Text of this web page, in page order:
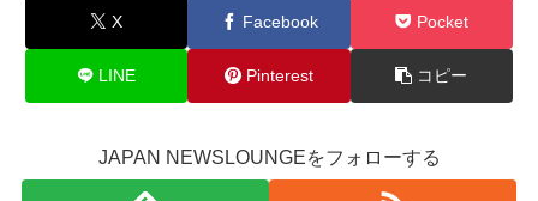
X Facebook Pocket
LINE Pinterest コピー
JAPAN NEWSLOUNGEをフォローする